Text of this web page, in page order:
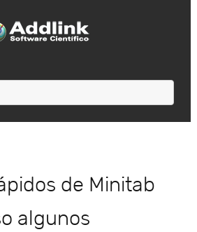
de Minitab
algunos